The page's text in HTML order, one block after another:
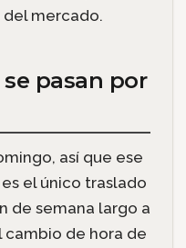
del mercado.
pasan por
así que ese
es el único traslado
de semana largo a
cambio de hora de